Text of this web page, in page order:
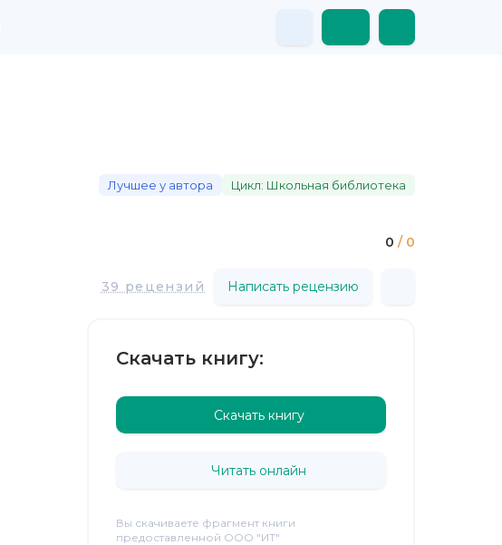
Лучшее у автора Цикл: Школьная библиотека
0 / 0
39 рецензий Написать рецензию
Скачать книгу:
Скачать книгу
Читать онлайн
Вы скачиваете фрагмент книги
предоставленной ООО "ИТ"